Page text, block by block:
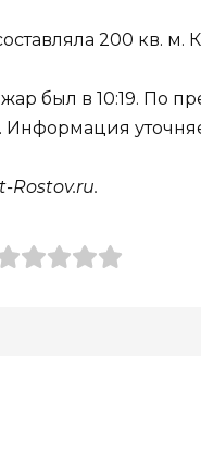
200 кв.
был в 10:19. По
Информация
Rostov.ru.